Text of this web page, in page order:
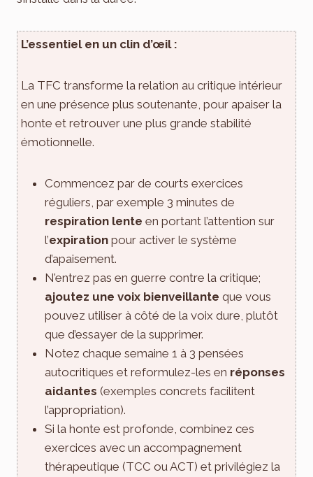
L’essentiel en un clin d’œil :
La TFC transforme la relation au critique intérieur
en une présence plus soutenante, pour apaiser la
honte et retrouver une plus grande stabilité
émotionnelle.
Commencez par de courts exercices
réguliers, par exemple 3 minutes de
respiration lente en portant l’attention sur
l’expiration pour activer le système
d’apaisement.
N’entrez pas en guerre contre la critique;
ajoutez une voix bienveillante que vous
pouvez utiliser à côté de la voix dure, plutôt
que d’essayer de la supprimer.
Notez chaque semaine 1 à 3 pensées
autocritiques et reformulez-les en réponses
aidantes (exemples concrets facilitent
l’appropriation).
Si la honte est profonde, combinez ces
exercices avec un accompagnement
thérapeutique (TCC ou ACT) et privilégiez la